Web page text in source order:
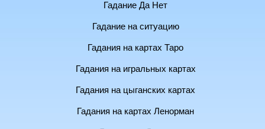
Гадание Да Нет
Гадание на ситуацию
Гадания на картах Таро
Гадания на игральных картах
Гадания на цыганских картах
Гадания на картах Ленорман